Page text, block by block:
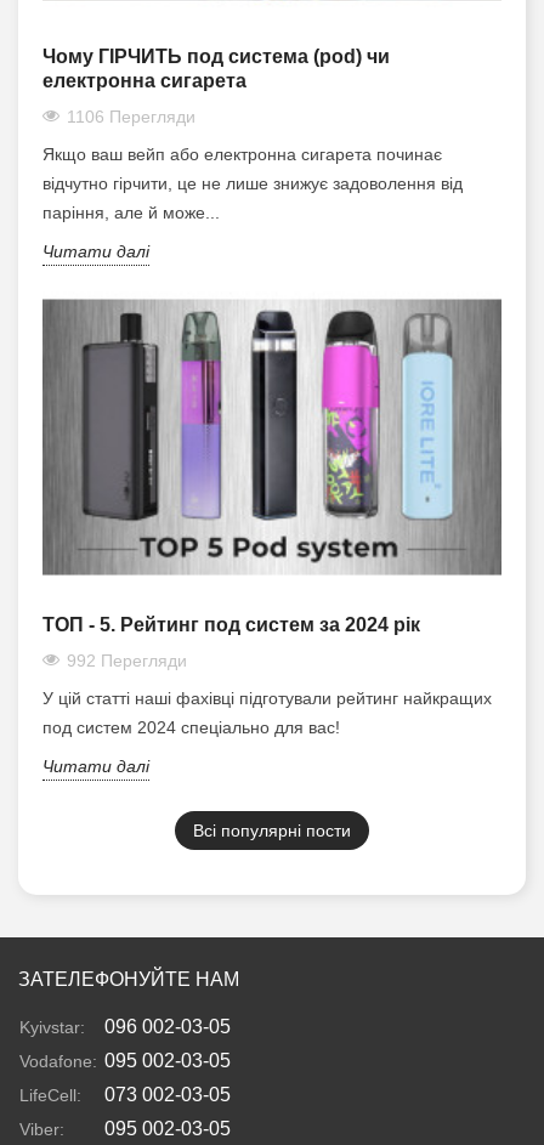
Чому ГІРЧИТЬ под система (pod) чи
електронна сигарета
1106 Перегляди
Якщо ваш вейп або електронна сигарета починає
відчутно гірчити, це не лише знижує задоволення від
паріння, але й може...
Читати далі
ТОП - 5. Рейтинг под систем за 2024 рік
992 Перегляди
У цій статті наші фахівці підготували рейтинг найкращих
под систем 2024 спеціально для вас!
Читати далі
Всі популярні пости
ЗАТЕЛЕФОНУЙТЕ НАМ
Kyivstar: 096 002-03-05
Vodafone: 095 002-03-05
LifeCell: 073 002-03-05
Viber: 095 002-03-05